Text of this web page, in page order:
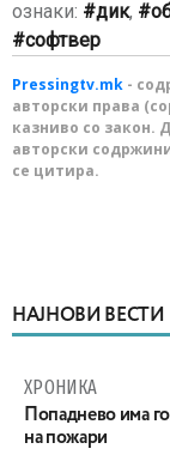
ознаки: дик,
софтвер
Pressingtv.mk -
авторски права
казниво со закон.
авторски
се цитира.
НАЈНОВИ ВЕСТИ
ХРОНИКА
Попаднево има
на пожари